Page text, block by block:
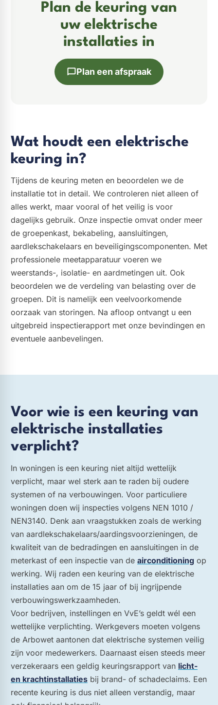
Plan de keuring van
uw elektrische
installaties in
Plan een afspraak
Wat houdt een elektrische
keuring in?
Tijdens de keuring meten en beoordelen we de
installatie tot in detail. We controleren niet alleen of
alles werkt, maar vooral of het veilig is voor
dagelijks gebruik. Onze inspectie omvat onder meer
de groepenkast, bekabeling, aansluitingen,
aardlekschakelaars en beveiligingscomponenten. Met
professionele meetapparatuur voeren we
weerstands-, isolatie- en aardmetingen uit. Ook
beoordelen we de verdeling van belasting over de
groepen. Dit is namelijk een veelvoorkomende
oorzaak van storingen. Na afloop ontvangt u een
uitgebreid inspectierapport met onze bevindingen en
eventuele aanbevelingen.
Voor wie is een keuring van
elektrische installaties
verplicht?
In woningen is een keuring niet altijd wettelijk
verplicht, maar wel sterk aan te raden bij oudere
systemen of na verbouwingen. Voor particuliere
woningen doen wij inspecties volgens NEN 1010 /
NEN3140. Denk aan vraagstukken zoals de werking
van aardlekschakelaars/aardingsvoorzieningen, de
kwaliteit van de bedradingen en aansluitingen in de
meterkast of een inspectie van de airconditioning op
werking. Wij raden een keuring van de elektrische
installaties aan om de 15 jaar of bij ingrijpende
verbouwingswerkzaamheden.
Voor bedrijven, instellingen en VvE’s geldt wél een
wettelijke verplichting. Werkgevers moeten volgens
de Arbowet aantonen dat elektrische systemen veilig
zijn voor medewerkers. Daarnaast eisen steeds meer
verzekeraars een geldig keuringsrapport van licht-
en krachtinstallaties bij brand- of schadeclaims. Een
recente keuring is dus niet alleen verstandig, maar